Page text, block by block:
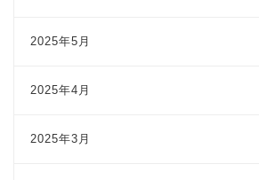
2025年5月
2025年4月
2025年3月